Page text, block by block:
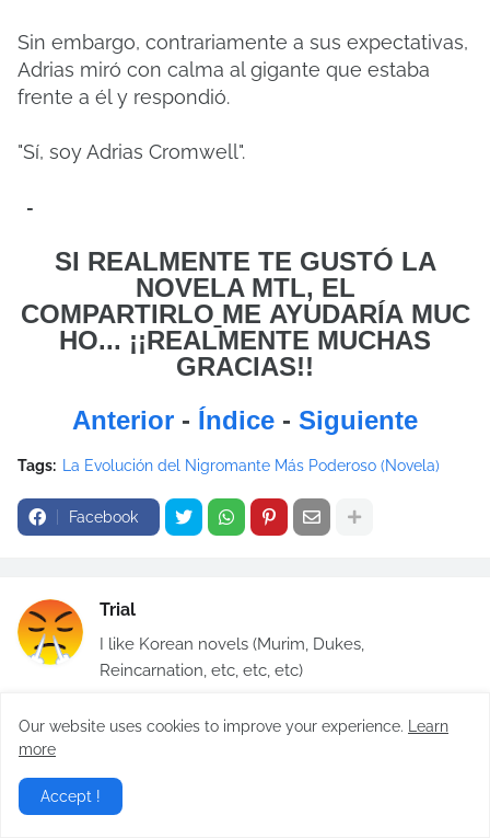
Sin embargo, contrariamente a sus expectativas,
Adrias miró con calma al gigante que estaba
frente a él y respondió.
"Sí, soy Adrias Cromwell".
-
SI REALMENTE TE GUSTÓ LA
NOVELA MTL, EL
COMPARTIRLO ME AYUDARÍA MUC
HO... ¡¡REALMENTE MUCHAS
GRACIAS!!
Anterior - Índice - Siguiente
Tags: La Evolución del Nigromante Más Poderoso (Novela)
Facebook
Trial
I like Korean novels (Murim, Dukes,
Reincarnation, etc, etc, etc)
También Te Gustaría...
Our website uses cookies to improve your experience.
Learn
more
Accept !